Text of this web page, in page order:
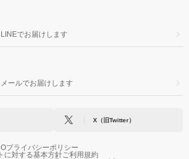
でお届けします
ールでお届けします
X（旧Twitter）
プライバシーポリシー
に対する基本方針ご利用規約